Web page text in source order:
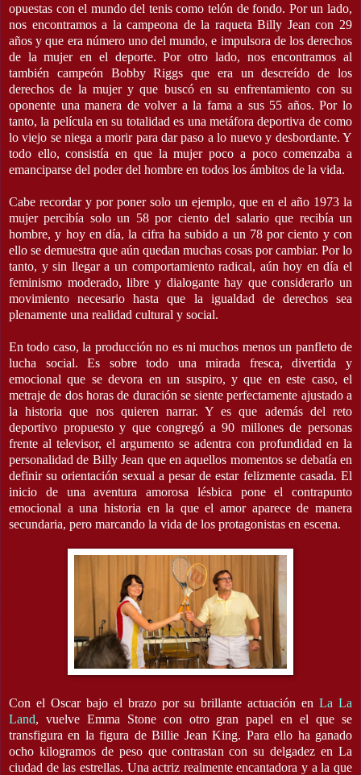
opuestas con el mundo del tenis como telón de fondo. Por un lado,
nos encontramos a la campeona de la raqueta Billy Jean con 29
años y que era número uno del mundo, e impulsora de los derechos
de la mujer en el deporte. Por otro lado, nos encontramos al
también campeón Bobby Riggs que era un descreído de los
derechos de la mujer y que buscó en su enfrentamiento con su
oponente una manera de volver a la fama a sus 55 años. Por lo
tanto, la película en su totalidad es una metáfora deportiva de como
lo viejo se niega a morir para dar paso a lo nuevo y desbordante. Y
todo ello, consistía en que la mujer poco a poco comenzaba a
emanciparse del poder del hombre en todos los ámbitos de la vida.
Cabe recordar y por poner solo un ejemplo, que en el año 1973 la
mujer percibía solo un 58 por ciento del salario que recibía un
hombre, y hoy en día, la cifra ha subido a un 78 por ciento y con
ello se demuestra que aún quedan muchas cosas por cambiar. Por lo
tanto, y sin llegar a un comportamiento radical, aún hoy en día el
feminismo moderado, libre y dialogante hay que considerarlo un
movimiento necesario hasta que la igualdad de derechos sea
plenamente una realidad cultural y social.
En todo caso, la producción no es ni muchos menos un panfleto de
lucha social. Es sobre todo una mirada fresca, divertida y
emocional que se devora en un suspiro, y que en este caso, el
metraje de dos horas de duración se siente perfectamente ajustado a
la historia que nos quieren narrar. Y es que además del reto
deportivo propuesto y que congregó a 90 millones de personas
frente al televisor, el argumento se adentra con profundidad en la
personalidad de Billy Jean que en aquellos momentos se debatía en
definir su orientación sexual a pesar de estar felizmente casada. El
inicio de una aventura amorosa lésbica pone el contrapunto
emocional a una historia en la que el amor aparece de manera
secundaria, pero marcando la vida de los protagonistas en escena.
Con el Oscar bajo el brazo por su brillante actuación enLa La
Land, vuelve Emma Stone con otro gran papel en el que se
transfigura en la figura de Billie Jean King. Para ello ha ganado
ocho kilogramos de peso que contrastan con su delgadez en La
ciudad de las estrellas. Una actriz realmente encantadora y a la que